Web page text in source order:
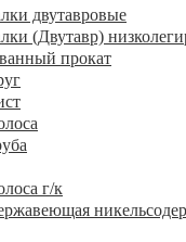
двутавровые
(Двутавр)
прокат
г/к